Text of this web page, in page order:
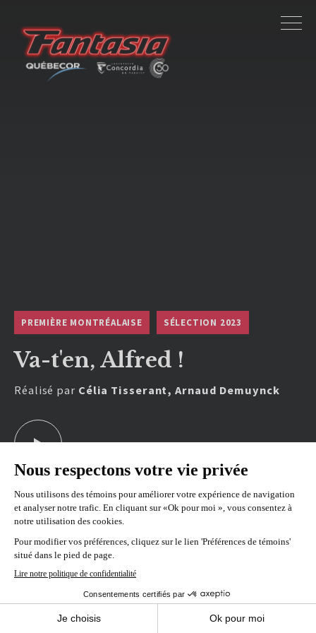
PREMIÈRE MONTRÉALAISE SÉLECTION 2023
Va-t'en, Alfred !
Réalisé par Célia Tisserant, Arnaud Demuynck
REPRÉSENTATIONS